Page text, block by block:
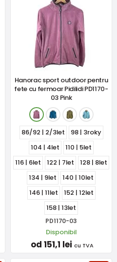
Hanorac sport outdoor pentru
fete cu fermoar Pidilidi PD1170-
03 Pink
86/92 | 2/3let
98 | 3roky
104 | 4let
110 | 5let
116 | 6let
122 | 7let
128 | 8let
134 | 9let
140 | 10let
146 | 11let
152 | 12let
158 | 13let
PD1170-03
Disponibil
od 151,1 lei cu TVA